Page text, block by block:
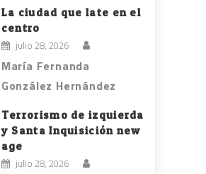
La ciudad que late en el
centro
julio 28, 2026
María Fernanda
González Hernández
Terrorismo de izquierda
y Santa Inquisición new
age
julio 28, 2026